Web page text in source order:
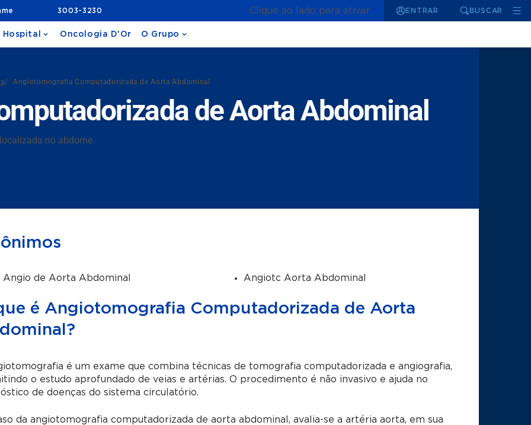
3003-3230 Clique ao lado para ativar ENTRAR BUSCAR
Hospital Oncologia D'Or O Grupo
/ Angiotomografia Computadorizada de Aorta Abdominal
de Aorta Abdominal
no abdome.
Angio de Aorta Abdominal Angiotc Aorta Abdominal
é Angiotomografia Computadorizada de Aorta
é um exame que combina técnicas de tomografia computadorizada e angiografia,
o estudo aprofundado de veias e artérias. O procedimento é não invasivo e ajuda no
de doenças do sistema circulatório.
da angiotomografia computadorizada de aorta abdominal, avalia-se a artéria aorta, em sua